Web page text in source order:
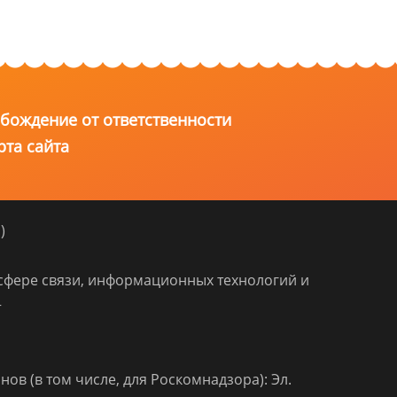
от ответственности
сайта
связи, информационных технологий и
(в том числе, для Роскомнадзора): Эл.